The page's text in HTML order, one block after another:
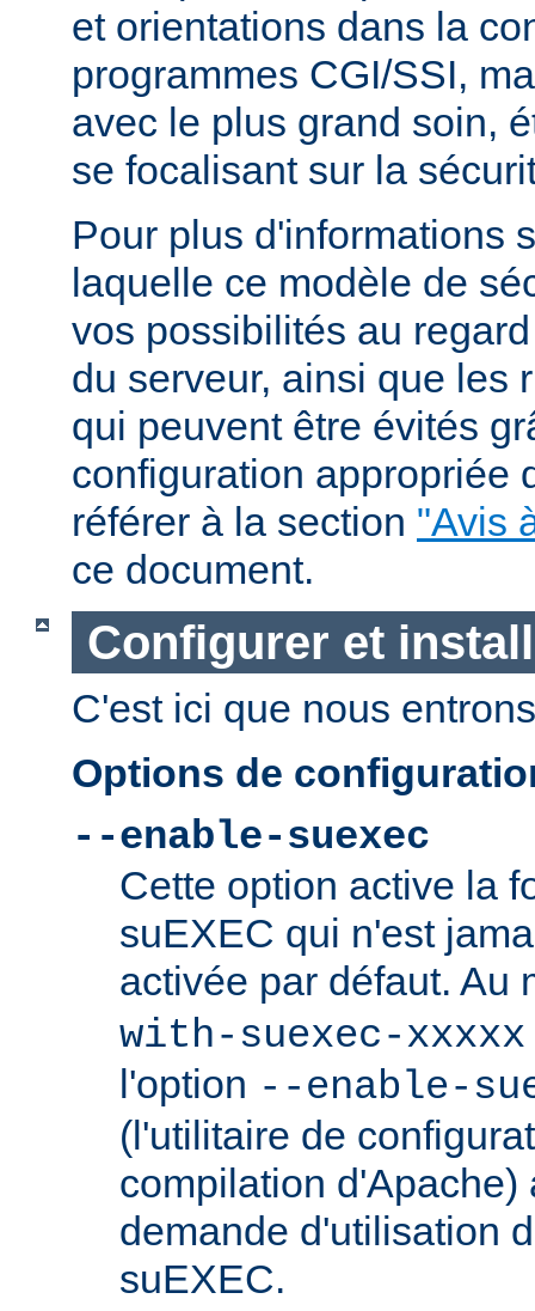
et orientations dans la
programmes CGI/SSI,
avec le plus grand soin,
se focalisant sur la
Pour plus d'informations
laquelle ce modèle de
vos possibilités au
du serveur, ainsi que les
qui peuvent être évités
configuration appropriée
référer à la section "Avis
ce document.
Configurer et
C'est ici que nous
Options de
--enable-suexec
Cette option active la
suEXEC qui n'est
activée par défaut. Au
with-suexec-xxxxx
l'option --enable-
(l'utilitaire de
compilation d'Apache)
demande d'utilisation
suEXEC.